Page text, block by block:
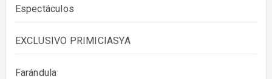
Espectáculos
EXCLUSIVO PRIMICIASYA
Farándula